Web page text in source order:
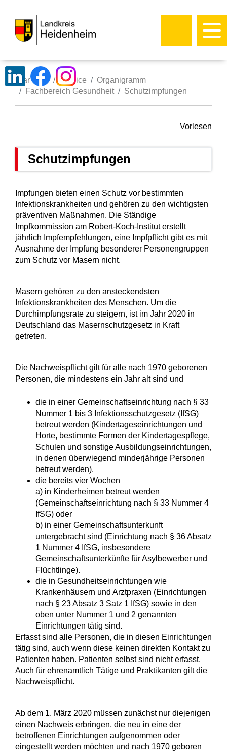
Startseite Service
Organigramm
Fachbereich Gesundheit
Schutzimpfungen
Vorlesen
Schutzimpfungen
Impfungen bieten einen Schutz vor bestimmten
Infektionskrankheiten und gehören zu den wichtigsten
präventiven Maßnahmen. Die Ständige
Impfkommission am Robert-Koch-Institut erstellt
jährlich Impfempfehlungen, eine Impfpflicht gibt es mit
Ausnahme der Impfung besonderer Personengruppen
zum Schutz vor Masern nicht.
Masern gehören zu den ansteckendsten
Infektionskrankheiten des Menschen. Um die
Durchimpfungsrate zu steigern, ist im Jahr 2020 in
Deutschland das Masernschutzgesetz in Kraft
getreten.
Die Nachweispflicht gilt für alle nach 1970 geborenen
Personen, die mindestens ein Jahr alt sind und
die in einer Gemeinschaftseinrichtung nach § 33
Nummer 1 bis 3 Infektionsschutzgesetz (IfSG)
betreut werden (Kindertageseinrichtungen und
Horte, bestimmte Formen der Kindertagespflege,
Schulen und sonstige Ausbildungseinrichtungen,
in denen überwiegend minderjährige Personen
betreut werden).
die bereits vier Wochen
a) in Kinderheimen betreut werden
(Gemeinschaftseinrichtung nach § 33 Nummer 4
IfSG) oder
b) in einer Gemeinschaftsunterkunft
untergebracht sind (Einrichtung nach § 36 Absatz
1 Nummer 4 IfSG, insbesondere
Gemeinschaftsunterkünfte für Asylbewerber und
Flüchtlinge).
die in Gesundheitseinrichtungen wie
Krankenhäusern und Arztpraxen (Einrichtungen
nach § 23 Absatz 3 Satz 1 IfSG) sowie in den
oben unter Nummer 1 und 2 genannten
Einrichtungen tätig sind.
Erfasst sind alle Personen, die in diesen Einrichtungen
tätig sind, auch wenn diese keinen direkten Kontakt zu
Patienten haben. Patienten selbst sind nicht erfasst.
Auch für ehrenamtlich Tätige und Praktikanten gilt die
Nachweispflicht.
Ab dem 1. März 2020 müssen zunächst nur diejenigen
einen Nachweis erbringen, die neu in eine der
betroffenen Einrichtungen aufgenommen oder
eingestellt werden möchten und nach 1970 geboren